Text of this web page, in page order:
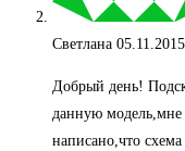
Светлана 05.11.2015
Добрый день!
данную
написано,что